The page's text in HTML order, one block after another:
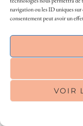
This site uses
agree to its use
navigation ou les ID uniques
consentement peut avoir un
VOIR
illustrations de la ville de
géante !